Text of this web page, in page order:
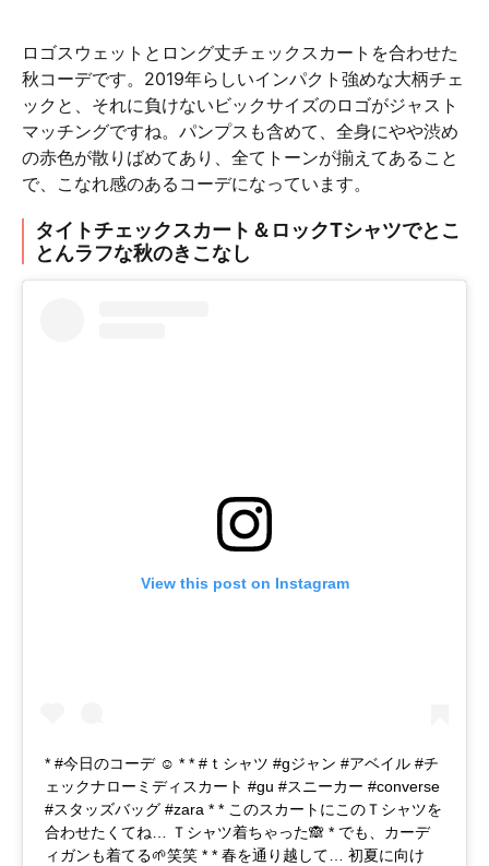
ロゴスウェットとロング丈チェックスカートを合わせた
秋コーデです。2019年らしいインパクト強めな大柄チェ
ックと、それに負けないビックサイズのロゴがジャスト
マッチングですね。パンプスも含めて、全身にやや渋め
の赤色が散りばめてあり、全てトーンが揃えてあること
で、こなれ感のあるコーデになっています。
タイトチェックスカート＆ロックTシャツでとこ
とんラフな秋のきこなし
View this post on Instagram
* #今日のコーデ ☺︎ * * #ｔシャツ #gジャン #アベイル #チ
ェックナローミディスカート #gu #スニーカー #converse
#スタッズバッグ #zara * * このスカートにこのＴシャツを
合わせたくてね… Ｔシャツ着ちゃった🙈 * でも、カーデ
ィガンも着てる🌱笑笑 * * 春を通り越して… 初夏に向け